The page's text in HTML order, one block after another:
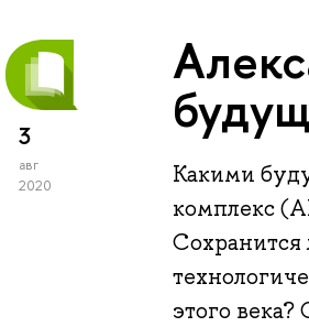
3
авг
2020
Какими
комплекс
Сохранится
этого